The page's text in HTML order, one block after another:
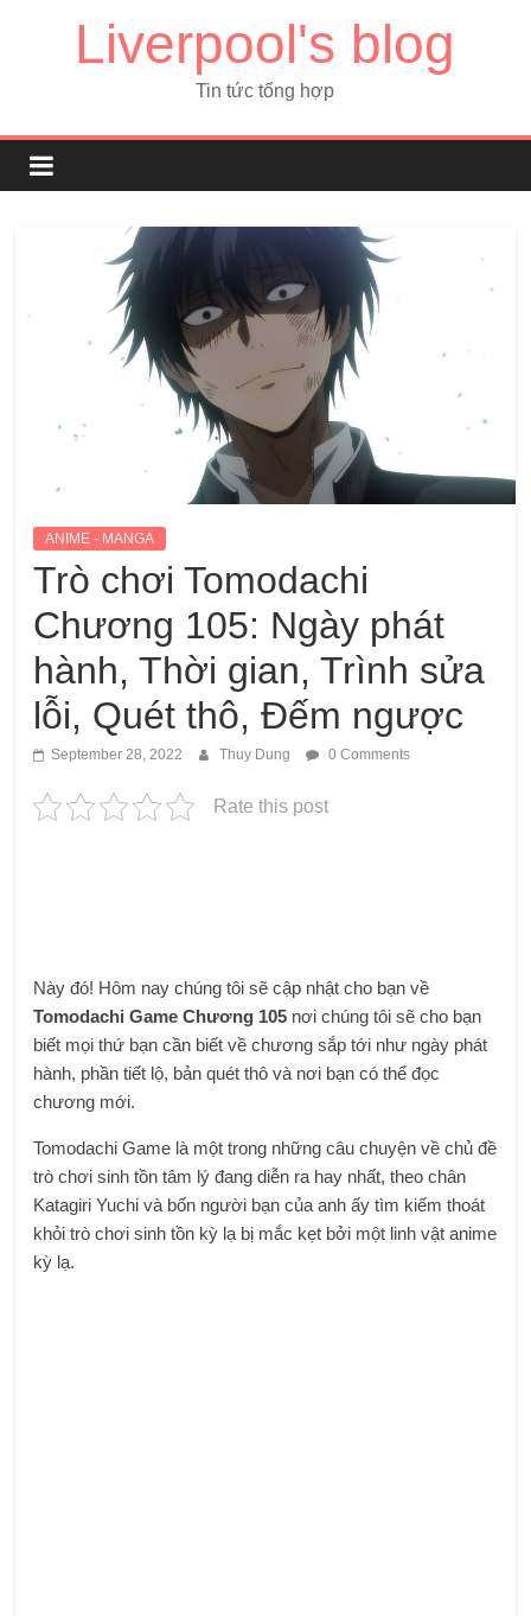
Liverpool's blog
Tin tức tổng hợp
ANIME - MANGA
Trò chơi Tomodachi
Chương 105: Ngày phát
hành, Thời gian, Trình sửa
lỗi, Quét thô, Đếm ngược
September 28, 2022 Thuy Dung 0 Comments
Rate this post
Này đó! Hôm nay chúng tôi sẽ cập nhật cho bạn về
Tomodachi Game Chương 105 nơi chúng tôi sẽ cho bạn
biết mọi thứ bạn cần biết về chương sắp tới như ngày phát
hành, phần tiết lộ, bản quét thô và nơi bạn có thể đọc
chương mới.
Tomodachi Game là một trong những câu chuyện về chủ đề
trò chơi sinh tồn tâm lý đang diễn ra hay nhất, theo chân
Katagiri Yuchi và bốn người bạn của anh ấy tìm kiếm thoát
khỏi trò chơi sinh tồn kỳ lạ bị mắc kẹt bởi một linh vật anime
kỳ lạ.